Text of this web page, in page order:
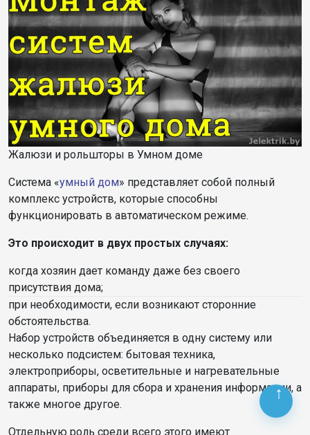
Жалюзи и рольшторы в Умном доме
Система «умный дом» представляет собой полный
комплекс устройств, которые способны
функционировать в автоматическом режиме.
Это происходит в двух простых случаях:
когда хозяин дает команду даже без своего
присутствия дома;
при необходимости, если возникают сторонние
обстоятельства.
Набор устройств объединяется в одну систему или
несколько подсистем: бытовая техника,
электроприборы, осветительные и нагревательные
аппараты, приборы для сбора и хранения информации, а
также многое другое.
Отдельную роль среди всего этого имеют